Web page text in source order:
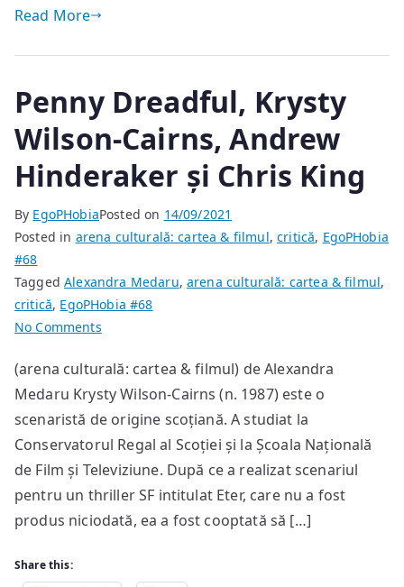
Read More
Penny Dreadful, Krysty
Wilson-Cairns, Andrew
Hinderaker și Chris King
By EgoPHobiaPosted on 14/09/2021
Posted in arena culturală: cartea & filmul,critică, EgoPHobia
#68
TaggedAlexandra Medaru,arena culturală: cartea & filmul,
critică, EgoPHobia #68
No Commentson
Dreadful,
Krysty
Wilson-
Cairns,
Andrew
și
Chris
(arena culturală: cartea & filmul) de Alexandra
Medaru Krysty Wilson-Cairns (n. 1987) este o
scenaristă de origine scoțiană. A studiat la
Conservatorul Regal al Scoției și la Școala Națională
de Film și Televiziune. După ce a realizat scenariul
pentru un thriller SF intitulat Eter, care nu a fost
produs niciodată, ea a fost cooptată să […]
Share this: